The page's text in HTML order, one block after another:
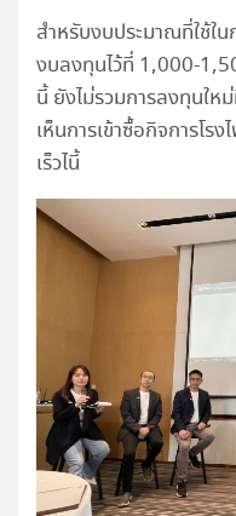
สำหรับงบประมาณที่ใช้ใ
งบลงทุนไว้ที่ 1,000-
นี้ ยังไม่รวมการลงทุนให
เห็นการเข้าซื้อกิจการโร
เร็วไนี้